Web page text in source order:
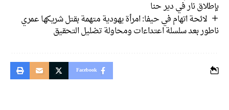
نار في دير حنا
لائحة اتهام في حيفا: امرأة يهودية متهمة بقتل شريكها عمري
بعد سلسلة اعتداءات ومحاولة تضليل التحقيق
Facebook